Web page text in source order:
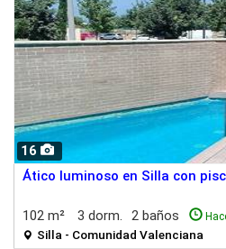
16
Ático luminoso en Silla con
102 m² 3 dorm. 2 baños
Silla - Comunidad Valenciana